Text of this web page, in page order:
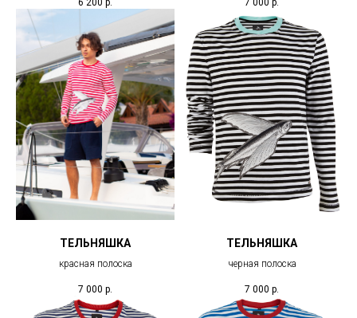
6 200 р. 7 000 р.
ТЕЛЬНЯШКА
красная полоска
7 000 р.
ТЕЛЬНЯШКА
черная полоска
7 000 р.